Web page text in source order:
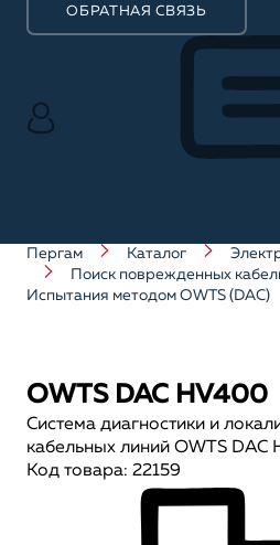
ОБРАТНАЯ СВЯЗЬ
Пергам Каталог
Поиск поврежденных
Испытания методом OWTS (DAC)
OWTS DAC HV400
Система диагностики и
кабельных линий OWTS DAC
Код товара: 22159